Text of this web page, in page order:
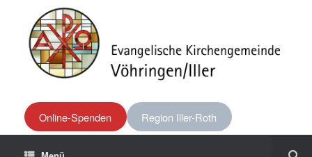
Online-Spenden Region Iller-Roth